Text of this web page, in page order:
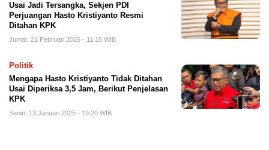
Usai Jadi Tersangka, Sekjen PDI
Perjuangan Hasto Kristiyanto Resmi
Ditahan KPK
Jumat, 21 Februari 2025 - 11:15 WIB
Politik
Mengapa Hasto Kristiyanto Tidak Ditahan
Usai Diperiksa 3,5 Jam, Berikut Penjelasan
KPK
Senin, 13 Januari 2025 - 19:20 WIB